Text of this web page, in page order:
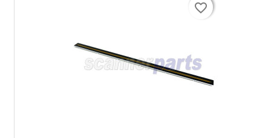
favorite_border
favorite_border